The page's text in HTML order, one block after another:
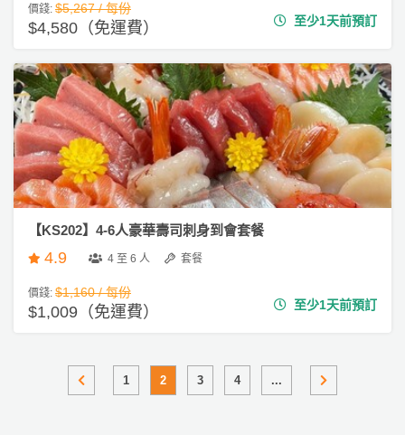
價錢: $5,267 / 每份
$4,580（免運費） 至少1天前預訂
【KS202】4-6人豪華壽司刺身到會套餐
4.9 4 至 6 人 套餐
價錢: $1,160 / 每份
$1,009（免運費） 至少1天前預訂
1 2 3 4 ...